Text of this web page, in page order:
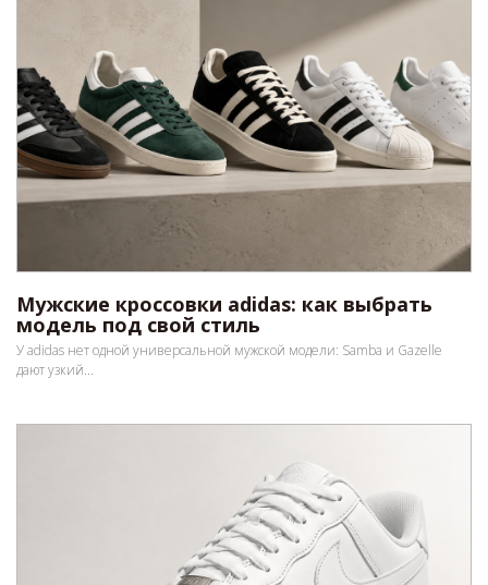
Мужские кроссовки adidas: как выбрать
модель под свой стиль
У adidas нет одной универсальной мужской модели: Samba и Gazelle
дают узкий...